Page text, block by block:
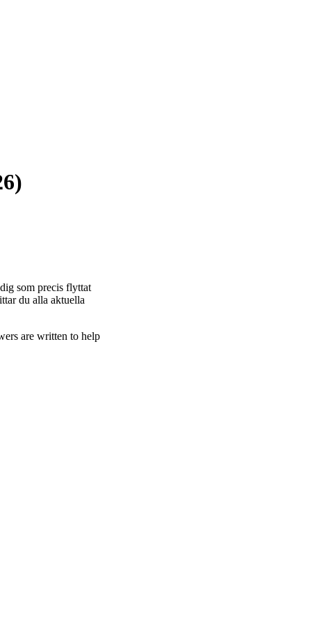
som precis flyttat
du alla aktuella
are written to help